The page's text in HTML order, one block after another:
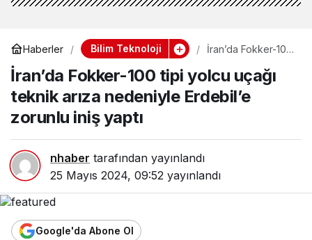
Haberler Bilim Teknoloji
İran’da Fokker-100
teknik arıza
nedeniyle
Erdebil’e zorunlu
İran’da Fokker-100 tipi yolcu uçağı
teknik arıza nedeniyle Erdebil’e
zorunlu iniş yaptı
nhaber tarafından yayınlandı
25 Mayıs 2024, 09:52 yayınlandı
Google'da Abone Ol